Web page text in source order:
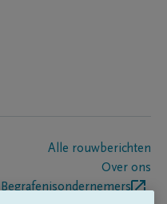
Alle rouwberichten
Over ons
Begrafenisondernemers